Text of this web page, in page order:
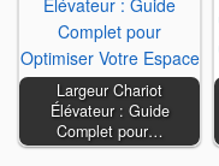
Largeur Chariot
Élévateur : Guide
Complet pour…